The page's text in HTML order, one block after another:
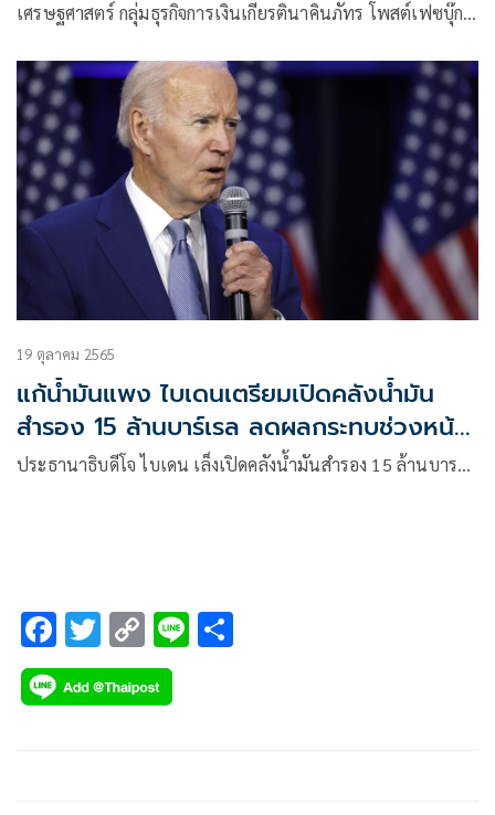
เศรษฐศาสตร์ กลุ่มธุรกิจการเงินเกียรตินาคินภัทร โพสต์เฟซบุ๊ก
19 ตุลาคม 2565
แก้น้ำมันแพง ไบเดนเตรียมเปิดคลังน้ำมัน
สำรอง 15 ล้านบาร์เรล ลดผลกระทบช่วงหน้า
หนาว
ประธานาธิบดีโจ ไบเดน เล็งเปิดคลังน้ำมันสำรอง 15 ล้านบาร…
F
ac
e
T
wi
tt
C
o
p
Li